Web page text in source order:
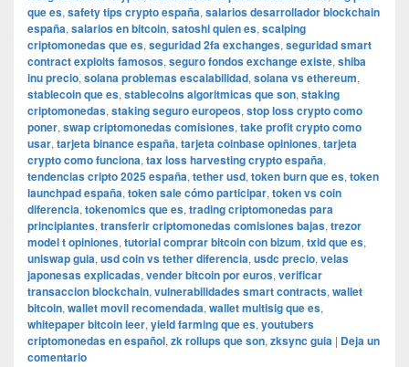
que es, safety tips crypto españa, salarios desarrollador blockchain
españa, salarios en bitcoin, satoshi quien es, scalping
criptomonedas que es, seguridad 2fa exchanges, seguridad smart
contract exploits famosos, seguro fondos exchange existe, shiba
inu precio, solana problemas escalabilidad, solana vs ethereum,
stablecoin que es, stablecoins algoritmicas que son, staking
criptomonedas, staking seguro europeos, stop loss crypto como
poner, swap criptomonedas comisiones, take profit crypto como
usar, tarjeta binance españa, tarjeta coinbase opiniones, tarjeta
crypto como funciona, tax loss harvesting crypto españa,
tendencias cripto 2025 españa, tether usd, token burn que es, token
launchpad españa, token sale cómo participar, token vs coin
diferencia, tokenomics que es, trading criptomonedas para
principiantes, transferir criptomonedas comisiones bajas, trezor
model t opiniones, tutorial comprar bitcoin con bizum, txid que es,
uniswap guia, usd coin vs tether diferencia, usdc precio, velas
japonesas explicadas, vender bitcoin por euros, verificar
transaccion blockchain, vulnerabilidades smart contracts, wallet
bitcoin, wallet movil recomendada, wallet multisig que es,
whitepaper bitcoin leer, yield farming que es, youtubers
criptomonedas en español, zk rollups que son, zksync guia | Deja un
comentario